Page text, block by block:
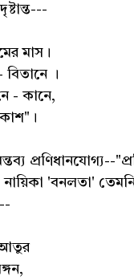
মাস।
।
- কানে,
প্রণিধানযোগ্য--
'বনলতা'
আতুর